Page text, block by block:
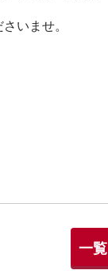
いませ。
一覧